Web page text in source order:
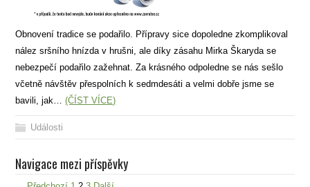
Obnovení tradice se podařilo. Přípravy sice dopoledne zkomplikoval
nález sršního hnízda v hrušni, ale díky zásahu Mirka Škaryda se
nebezpečí podařilo zažehnat. Za krásného odpoledne se nás sešlo
včetně návštěv přespolních k sedmdesáti a velmi dobře jsme se
bavili, jak…(ČÍST VÍCE)
Události
Navigace mezi příspěvky